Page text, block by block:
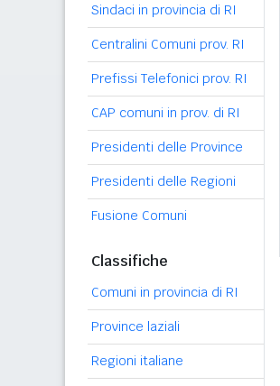
Sindaci in provincia di RI
Centralini Comuni prov. RI
Prefissi Telefonici prov. RI
CAP comuni in prov. di RI
Presidenti delle Province
Presidenti delle Regioni
Fusione Comuni
Classifiche
Comuni in provincia di RI
Province laziali
Regioni italiane